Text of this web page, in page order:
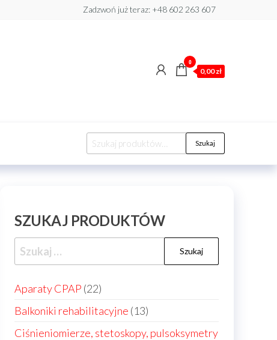
Zadzwoń już teraz: +48 602 263 607​
0
0,00 zł
Szukaj: Szukaj
SZUKAJ PRODUKTÓW
Szukaj:
Aparaty CPAP 2222
produkty
Balkoniki rehabilitacyjne 1313
produktów
Ciśnieniomierze, stetoskopy, pulsoksymetry